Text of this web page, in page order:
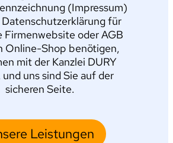
(Impressum)
Datenschutzerklärung für
Firmenwebsite oder AGB
Online-Shop benötigen,
mit der Kanzlei DURY
uns sind Sie auf der
sicheren Seite.
Leistungen